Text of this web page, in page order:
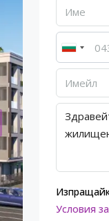
Условия